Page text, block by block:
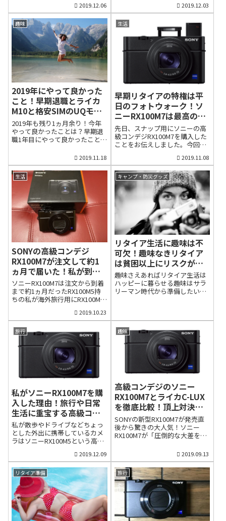
ずが、内部資料では社員を「応
募勧奨」や「慰留」など4グルー
プに分類していることも判明。
伊藤忠商事出身社員への優遇も
目立ち、社員の間で厭世観が広
がっている。（...
きました。しかし、小型軽量な
ミラーレスカメラの技術革新に
取り組んできたソニーが販売台
数で業界2位のニコンを抜く見通
しとなりました。現在の社名で
あるニコンを初めて製品名にし
たカメラを1948年に発売してか
ら71年。ニコンの代名詞である
カメラ事業が揺らいでいる。デ
ジタルカメラの販売台数シェア
でソニーに抜かれ、2020年3月
期は100億円の赤字（前期は220
億円の黒字）と現在の事業区分
になって初の営業赤字に転落す
る見通し。カメラの市場縮小が
止まらない中、構造改革を進め
つつ、工作機械への新規参入な
ど新たな成長策を模索してい
コン、カメラ3位転落の苦悩」）
2018年初めに高性能で低価格の
フルサイズミラーレスα7Ⅲを発
表して以来、...
2019.12.06
ました。私の早期リタイア生活
は、最初の1年を終えようとして
います。リタイア後は自由すぎ
る生活になるので、自分自身に
３つのことを課しました。ひと
つは、ルーティーン（日課）を
つくること。怠惰な生活に陥ら
ないように、毎日昼までにブロ
グ記事を執筆する時間を義務付
けました。二つ目は、家族のた
理は妻の方が得意なので、私は
他の家事について邪魔にならな
い程度に協力しました。三つ目
は、趣味にお金をつぎ込み、日
常を楽しむこと。人生、いつ終
わるか分かりません。ですか
ら、欲しいカメラを購入しまし
た。その代表格が、憧れのライ
カM10でした。レンズを含める
と200万円以上の散財でした。
サラリーマン時代、早期リタイ
アした際に経済的な水準を落と
さないように資産形成に努めた
ので精...
2019.12.03
趣味
2019年にやって良かった
こと！早期退職とライカ
M10と格安SIMのUQモバ
イル
2019年も残り1ヵ月余り！今年
やって良かったことは？早期退
職1年目にやって良かったこと早
くを過ぎようとしています。
2019年は令和という新たな年号
が始まり、ラグビーWカップで
日本チームが初のベスト8進出、
消費税が10%にアップしまし
た。企業では働き方改革が進ん
だものの、45歳前後をはじめと
したリストラが相次ぎました。
景気も依然としてパッとしませ
ん。2020年という東京五輪の年
は明るい1年になってほしいもの
です。というわけで、今回は
2019年、私が試してみて良かっ
たことベスト3を発表したいと思
います。昨年の今頃は「買って
良かったもの」を発表しました
が、もちろん、今年もプロダク
ト系は発表を考えています。た
だ、早期退職1年目の今年は、プ
ロダクト系の前に「やって良か
ったこと」を思い返してベスト3
を発表したいと思います。格安
SIMの問題点とは？早期退職し
て、まず第一に...
2019.11.18
生活
早期リタイアの特権は平
日のフォトウォーク！ソ
ニーRX100M7は最高のス
ナップカメラ
先日、スナップ用にソニーの高
級コンデジRX100M7を購入した
ことをお伝えしました。今回、
天時と夜間の撮影に持ち出して
みました。重量300gでポケット
にも入る軽量コンパクトなサイ
ズ。AF性能はソニー最上級α9同
等。なんとも魅力的なスペック
のコンデジタです。今回の撮影
で問題がなければ、今後は常時
バックの中に忍ばせておこうと
考えていますが、結論から申し
上げると、最高のスナップカメ
ラでした。というわけで、今回
は大人気のRX100M7が描き出す
世界を紹介したいと思います。
都会のオアシス・目黒川から恵
比寿をフォトウォーク目黒川の
せせらぎと水鳥、一面の秋晴れ
に癒されるフォトウォークの出
発地点は東京・目黒区の目黒
の日は川べりをランニングして
いる外国人女性らも多く、のど
かな時間が流れていました。ま
ず、目に飛び込んできたの...
2019.11.08
生活
SONYの高級コンデジ
RX100M7が注文して約1
ヵ月で届いた！私が到着
直後にやったこと
ソニーRX100M7は注文から到着
まで約1ヵ月だったRX100M5持
ちの私が海外旅行用にRX100M7
月30日に発売されたソニーの
RX100M7の人気は想像以上でし
た。私が注文したのは9月17
日。到着したのは約1ヵ月後の
10月20日でした。発売直後から
デジタルカメラ部門で人気No1
になるだけあって生産が追いつ
いていないのかもしれません。
たった300グラムの小さなカメ
ラですが、その中にソニーのフ
ルサイズミラーレスα9同等のAF
性能や、4K動画が30分以上連続
撮影可能なことから、静止画・
動画、どちらのユーザーにも刺
さる高級コンデジなのかもしれ
ません。私は2016年10月に発売
されたRX100M5を所有している
のですが、昨年夏の海外旅行は
大活躍してくれました。
RX100M5はオートフォーカス性
能が優れているので、とにかく
撮影の失敗のないカメラがでし
た。(functi...
2019.10.23
キャンプ・防災グッズ
リタイア生活に趣味は不
可欠！趣味なきリタイア
は貧困以上にリスクがあ
る
趣味さえあればリタイア生活は
ハッピーに暮らせる趣味はサラ
リーマン時代から準備したい早
ては考えていないものです。と
にかく、今の現状から脱したい
という気持ちが先行し、生きる
ためにはまずはお金が必要だと
考えるためです。しかし、いく
らお金があっても、リタイアし
たあと、何もすることがない、
のは極めて危険です。趣味の種
類によりますが、趣味は体や脳
の健康維持、精神の安定のため
には必要不可欠なものです。そ
の意味では、ハッピーなリタイ
ア生活を実現するには、お金と
ともに熱中できる趣味は不可欠
ら趣味を見つけようと思って
も、なかなか難しいものです。
なぜなら、会社員時代と違って
収入が少なくなると、趣味にお
金をかけること自体に消極的に
なるからです。安定収入がある
うちに、将来への投...
旅行
私がソニーRX100M7を購
入した理由！旅行や日常
生活に重宝する高級コン
デジの完成形
私が散歩やドライブなどちょっ
とした外出に携帯しているカメ
ラはソニーRX100M5という高級
上のコンデジは一般的に高級コ
ンデジと呼ばれています。高級
コンデジは値段が高いだけでな
く、オートフォーカスの速さや
画質などレンズ交換式のミラー
レスカメラに勝るほど機能・性
能が高品質である点も特徴で
す。その中でも、人気実力とも
2019.12.09
趣味
高級コンデジのソニー
RX100M7とライカC-LUX
を徹底比較！頂上対決の
結論は
SONYの新型RX100M7が発売直
後から驚きの大人気！ソニー
RX100M7が「圧倒的な大差をつ
ジRX100M7が8月30日の発売
早々、大人気となっています。
マップカメラが9月9日に発表し
た「新品デジカメ8月ランキン
グ」で、いきなりトップに躍り
出ていました。（参考：マップ
カメラ） 1位 ソニー RX100M7 2
位 ニコン Z6 3位 EOS RP 4位 ソ
ニー α6400 5位 ソニー α7 III 6位
2019.09.13
リタイア準備 旅行